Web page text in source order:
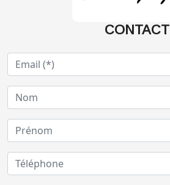
CONTACT